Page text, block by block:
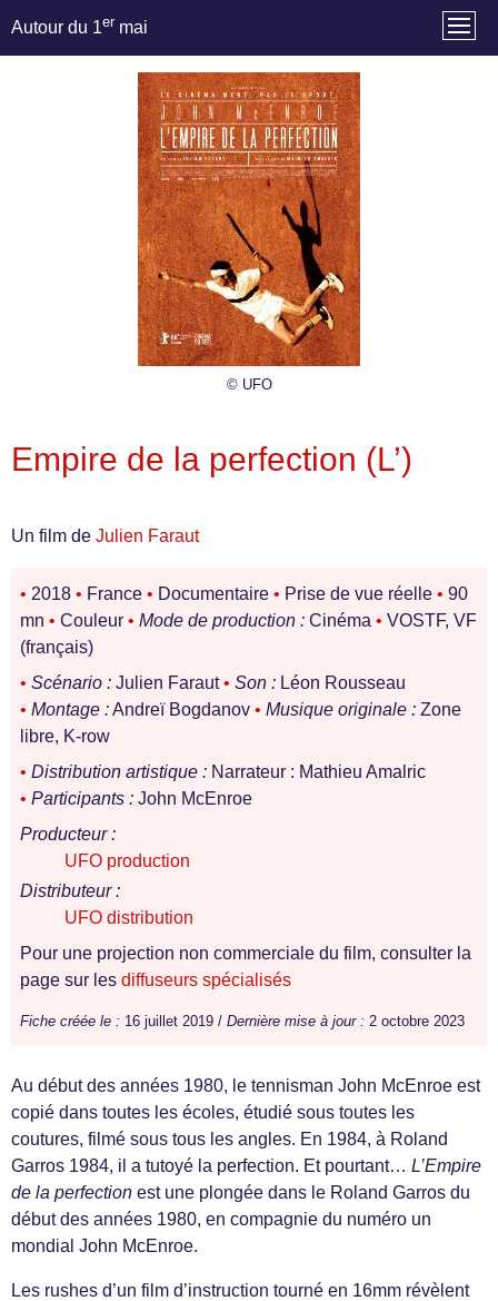
Autour du 1er mai
© UFO
Empire de la perfection (L’)
Un film de Julien Faraut
• 2018 • France • Documentaire • Prise de vue réelle • 90
mn • Couleur • Mode de production : Cinéma • VOSTF, VF
(français)
• Scénario : Julien Faraut• Son : Léon Rousseau
• Montage :Andreï Bogdanov • Musique originale : Zone
libre, K-row
• Distribution artistique : Narrateur : Mathieu Amalric
• Participants : John McEnroe
Producteur :
UFO production
Distributeur :
UFO distribution
Pour une projection non commerciale du film, consulter la
page sur les diffuseurs spécialisés
Fiche créée le : 16 juillet 2019 / Dernière mise à jour : 2 octobre 2023
Au début des années 1980, le tennisman John McEnroe est
copié dans toutes les écoles, étudié sous toutes les
coutures, filmé sous tous les angles. En 1984, à Roland
Garros 1984, il a tutoyé la perfection. Et pourtant… L’Empire
de la perfection est une plongée dans le Roland Garros du
début des années 1980, en compagnie du numéro un
mondial John McEnroe.
Les rushes d’un film d’instruction tourné en 16mm révèlent